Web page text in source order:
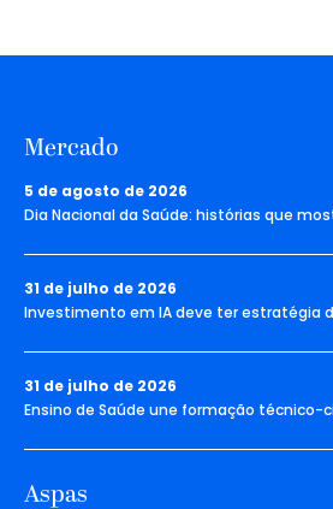
Mercado
5 de agosto de 2026
Dia Nacional da Saúde: histórias que
31 de julho de 2026
Investimento em IA deve ter estratégia
31 de julho de 2026
Ensino de Saúde une formação
Aspas